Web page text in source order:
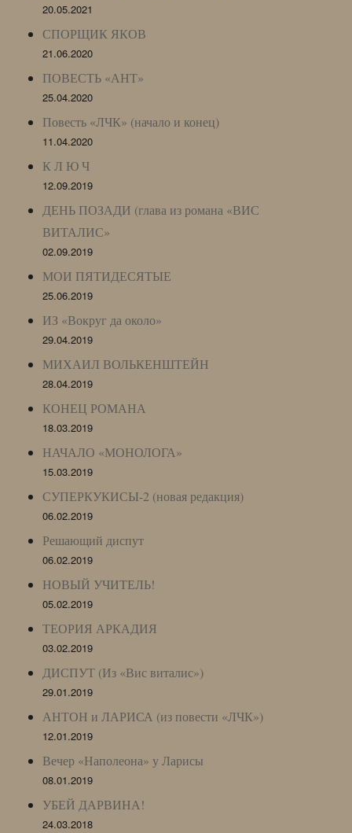
20.05.2021
СПОРЩИК ЯКОВ
21.06.2020
ПОВЕСТЬ «АНТ»
25.04.2020
Повесть «ЛЧК» (начало и конец)
11.04.2020
К Л Ю Ч
12.09.2019
ДЕНЬ ПОЗАДИ (глава из романа «ВИС
ВИТАЛИС»
02.09.2019
МОИ ПЯТИДЕСЯТЫЕ
25.06.2019
ИЗ «Вокруг да около»
29.04.2019
МИХАИЛ ВОЛЬКЕНШТЕЙН
28.04.2019
КОНЕЦ РОМАНА
18.03.2019
НАЧАЛО «МОНОЛОГА»
15.03.2019
СУПЕРКУКИСЫ-2 (новая редакция)
06.02.2019
Решающий диспут
06.02.2019
НОВЫЙ УЧИТЕЛЬ!
05.02.2019
ТЕОРИЯ АРКАДИЯ
03.02.2019
ДИСПУТ (Из «Вис виталис»)
29.01.2019
АНТОН и ЛАРИСА (из повести «ЛЧК»)
12.01.2019
Вечер «Наполеона» у Ларисы
08.01.2019
УБЕЙ ДАРВИНА!
24.03.2018